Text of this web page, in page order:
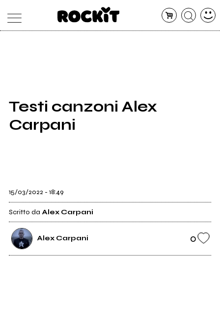
SHOP
RADIO
Testi canzoni Alex
Carpani
15/03/2022 - 18:49
Scritto da Alex Carpani
Alex Carpani 0